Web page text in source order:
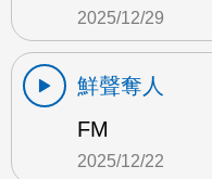
2025/12/29
鮮聲奪人
FM
2025/12/22